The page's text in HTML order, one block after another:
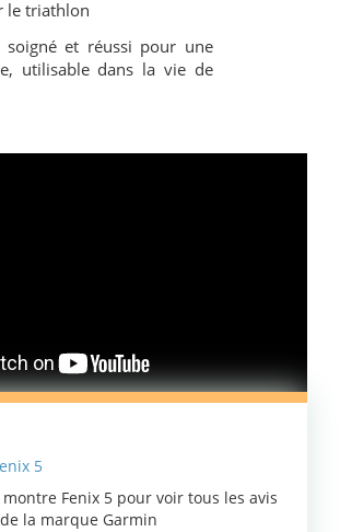
triathlon
et réussi pour une
utilisable dans la vie de
5
montre Fenix 5 pour voir tous les avis
la marque Garmin